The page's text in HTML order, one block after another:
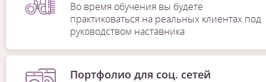
Во время обучения вы будете
практиковаться на реальных клиентах под
руководством наставника
Портфолио для соц. сетей